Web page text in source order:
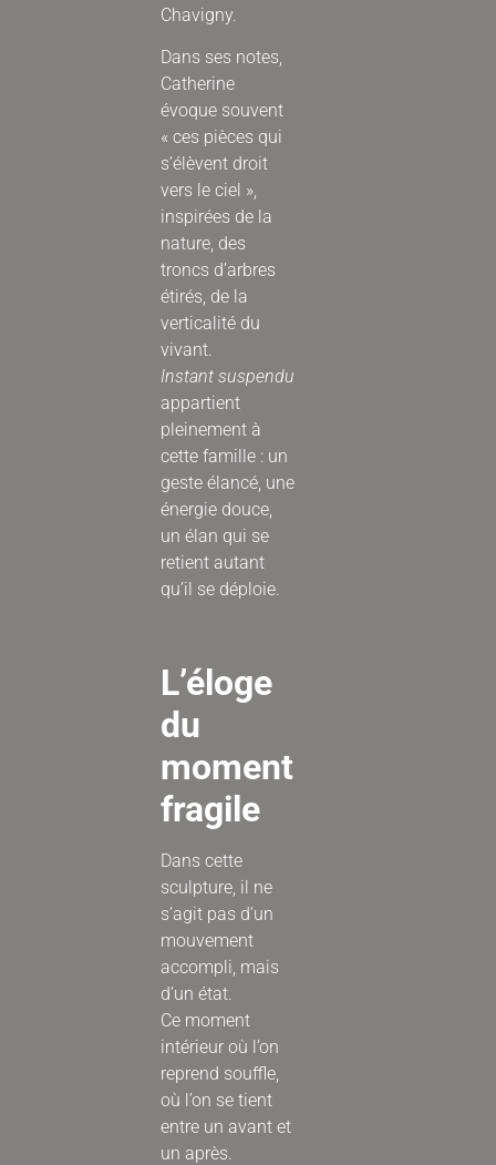
Chavigny.
Dans ses notes,
Catherine
évoque souvent
« ces pièces qui
s’élèvent droit
vers le ciel »,
inspirées de la
nature, des
troncs d’arbres
étirés, de la
verticalité du
vivant.
Instant suspendu
appartient
pleinement à
cette famille : un
geste élancé, une
énergie douce,
un élan qui se
retient autant
qu’il se déploie.
L’éloge
du
moment
fragile
Dans cette
sculpture, il ne
s’agit pas d’un
mouvement
accompli, mais
d’un état.
Ce moment
intérieur où l’on
reprend souffle,
où l’on se tient
entre un avant et
un après.